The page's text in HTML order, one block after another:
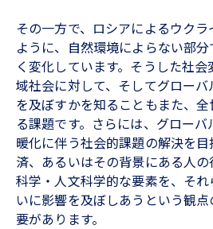
その一方で、ロシアによるウク
ように、自然環境によらない部
く変化しています。そうした社
域社会に対して、そしてグロー
を及ぼすかを知ることもまた、
る課題です。さらには、グロー
暖化に伴う社会的課題の解決を
済、あるいはその背景にある人
科学・人文科学的な要素を、そ
いに影響を及ぼしあうという観
要があります。